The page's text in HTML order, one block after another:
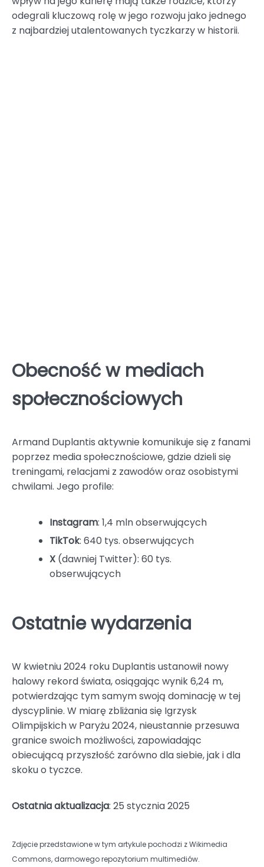
odegrali kluczową rolę w jego rozwoju jako jednego
z najbardziej utalentowanych tyczkarzy w historii.
Obecność w mediach
społecznościowych
Armand Duplantis aktywnie komunikuje się z fanami
poprzez media społecznościowe, gdzie dzieli się
treningami, relacjami z zawodów oraz osobistymi
chwilami. Jego profile:
Instagram: 1,4 mln obserwujących
TikTok: 640 tys. obserwujących
X (dawniej Twitter): 60 tys.
obserwujących
Ostatnie wydarzenia
W kwietniu 2024 roku Duplantis ustanowił nowy
halowy rekord świata, osiągając wynik 6,24 m,
potwierdzając tym samym swoją dominację w tej
dyscyplinie. W miarę zbliżania się Igrzysk
Olimpijskich w Paryżu 2024, nieustannie przesuwa
granice swoich możliwości, zapowiadając
obiecującą przyszłość zarówno dla siebie, jak i dla
skoku o tyczce.
Ostatnia aktualizacja: 25 stycznia 2025
Zdjęcie przedstawione w tym artykule pochodzi z Wikimedia
Commons, darmowego repozytorium multimediów.